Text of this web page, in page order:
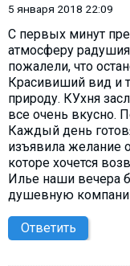
5 января 2018 22:09
С первых минут
атмосферу
пожалели, что
Красивиший вид и
природу. КУхня
все очень вкусно.
Каждый день
изъявила желание
которе хочется
Илье наши вечера
душевную
Ответить